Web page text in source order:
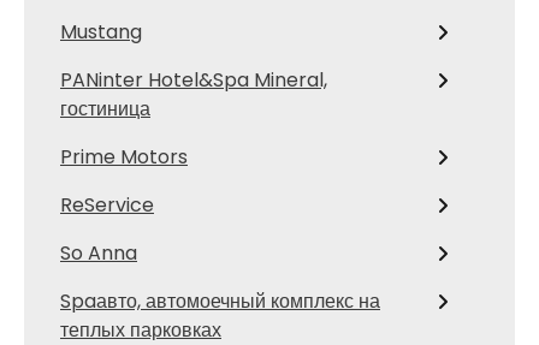
Mustang
PANinter Hotel&Spa Mineral,
гостиница
Prime Motors
ReService
So Anna
Spaавто, автомоечный комплекс на
теплых парковках